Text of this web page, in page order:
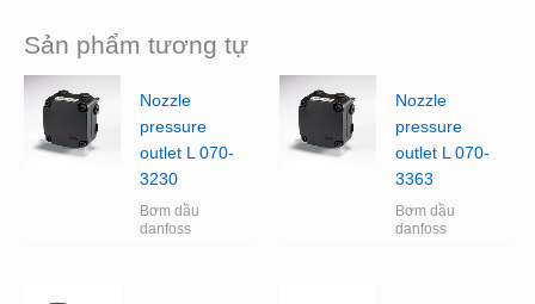
Sản phẩm tương tự
Nozzle
pressure
outlet L 070-
3230
Bơm dầu
danfoss
Nozzle
pressure
outlet L 070-
3363
Bơm dầu
danfoss